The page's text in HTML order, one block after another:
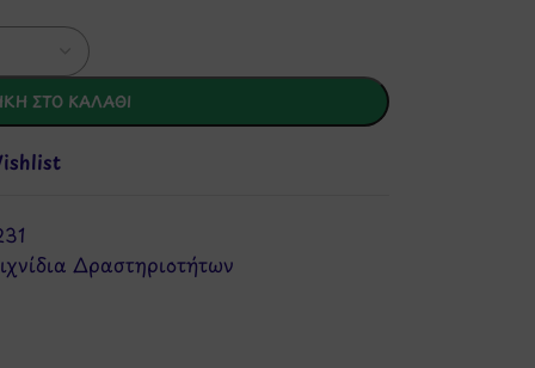
ΣΤΟ ΚΑΛΆΘΙ
Δραστηριοτήτων